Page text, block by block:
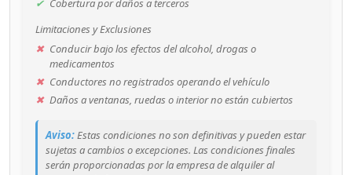
✔ Cobertura por daños a terceros
Limitaciones y Exclusiones
✖ Conducir bajo los efectos del alcohol, drogas o
medicamentos
✖ Conductores no registrados operando el vehículo
✖ Daños a ventanas, ruedas o interior no están cubiertos
Aviso:Estas condiciones no son definitivas y pueden estar
sujetas a cambios o excepciones. Las condiciones finales
serán proporcionadas por la empresa de alquiler al